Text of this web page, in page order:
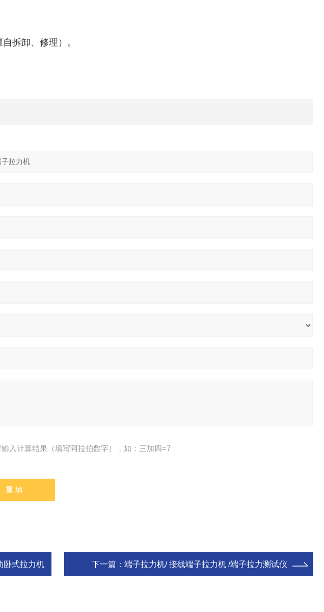
拆卸、修理）。
输入计算结果（填写阿拉伯数字），如：三加四=7
卧式拉力机 下一篇： 端子拉力机/ 接线端子拉力机 /端子拉力测试仪